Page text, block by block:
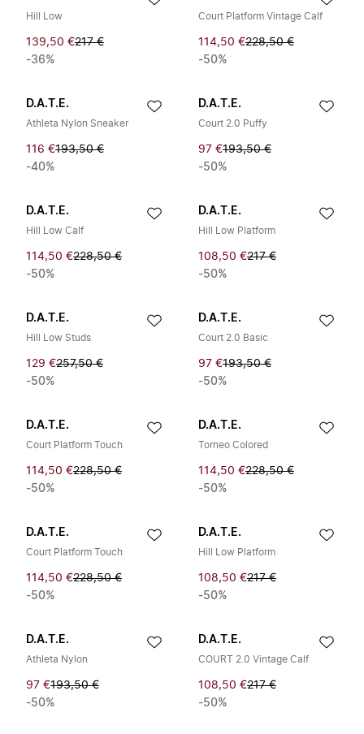
Hill Low
139,50 €217 €
-36%
Court Platform Vintage Calf
114,50 €228,50 €
-50%
D.A.T.E.
Athleta Nylon Sneaker
116 €193,50 €
-40%
D.A.T.E.
Court 2.0 Puffy
97 €193,50 €
-50%
D.A.T.E.
Hill Low Calf
114,50 €228,50 €
-50%
D.A.T.E.
Hill Low Platform
108,50 €217 €
-50%
D.A.T.E.
Hill Low Studs
129 €257,50 €
-50%
D.A.T.E.
Court 2.0 Basic
97 €193,50 €
-50%
D.A.T.E.
Court Platform Touch
114,50 €228,50 €
-50%
D.A.T.E.
Torneo Colored
114,50 €228,50 €
-50%
D.A.T.E.
Court Platform Touch
114,50 €228,50 €
-50%
D.A.T.E.
Hill Low Platform
108,50 €217 €
-50%
D.A.T.E.
Athleta Nylon
97 €193,50 €
-50%
D.A.T.E.
COURT 2.0 Vintage Calf
108,50 €217 €
-50%